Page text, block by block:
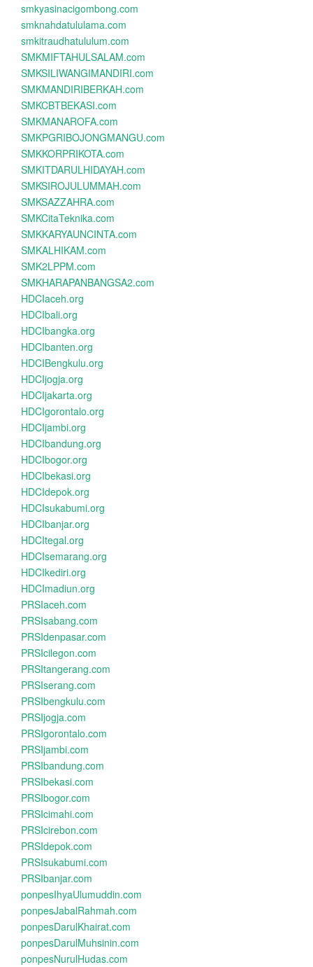
smkyasinacigombong.com
smknahdatululama.com
smkitraudhatululum.com
SMKMIFTAHULSALAM.com
SMKSILIWANGIMANDIRI.com
SMKMANDIRIBERKAH.com
SMKCBTBEKASI.com
SMKMANAROFA.com
SMKPGRIBOJONGMANGU.com
SMKKORPRIKOTA.com
SMKITDARULHIDAYAH.com
SMKSIROJULUMMAH.com
SMKSAZZAHRA.com
SMKCitaTeknika.com
SMKKARYAUNCINTA.com
SMKALHIKAM.com
SMK2LPPM.com
SMKHARAPANBANGSA2.com
HDCIaceh.org
HDCIbali.org
HDCIbangka.org
HDCIbanten.org
HDCIBengkulu.org
HDCIjogja.org
HDCIjakarta.org
HDCIgorontalo.org
HDCIjambi.org
HDCIbandung.org
HDCIbogor.org
HDCIbekasi.org
HDCIdepok.org
HDCIsukabumi.org
HDCIbanjar.org
HDCItegal.org
HDCIsemarang.org
HDCIkediri.org
HDCImadiun.org
PRSIaceh.com
PRSIsabang.com
PRSIdenpasar.com
PRSIcilegon.com
PRSItangerang.com
PRSIserang.com
PRSIbengkulu.com
PRSIjogja.com
PRSIgorontalo.com
PRSIjambi.com
PRSIbandung.com
PRSIbekasi.com
PRSIbogor.com
PRSIcimahi.com
PRSIcirebon.com
PRSIdepok.com
PRSIsukabumi.com
PRSIbanjar.com
ponpesIhyaUlumuddin.com
ponpesJabalRahmah.com
ponpesDarulKhairat.com
ponpesDarulMuhsinin.com
ponpesNurulHudas.com